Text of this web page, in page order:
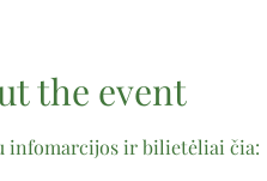
the event
infomarcijos ir bilietėliai čia: